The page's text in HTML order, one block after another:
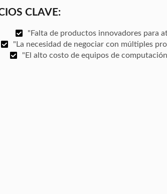
CLAVE:
"Falta de productos innovadores para
"La necesidad de negociar con múltiples
"El alto costo de equipos de